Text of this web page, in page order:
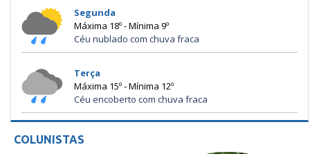
Segunda
Máxima 18º - Mínima 9º
Céu nublado com chuva fraca
Terça
Máxima 15º - Mínima 12º
Céu encoberto com chuva fraca
COLUNISTAS